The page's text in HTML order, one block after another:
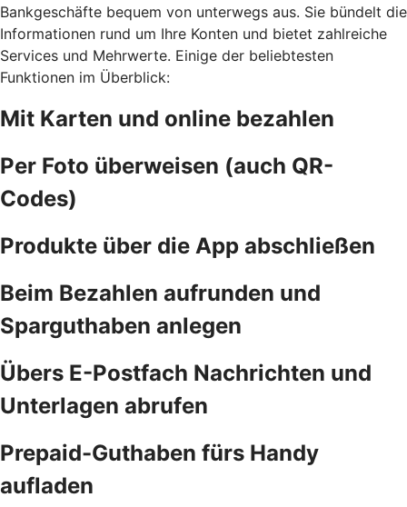
Bankgeschäfte bequem von unterwegs aus. Sie bündelt die
Informationen rund um Ihre Konten und bietet zahlreiche
Services und Mehrwerte. Einige der beliebtesten
Funktionen im Überblick:
Mit Karten und online bezahlen
Per Foto überweisen (auch QR-
Codes)
Produkte über die App abschließen
Beim Bezahlen aufrunden und
Sparguthaben anlegen
Übers E-Postfach Nachrichten und
Unterlagen abrufen
Prepaid-Guthaben fürs Handy
aufladen